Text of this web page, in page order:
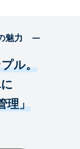
魅力
ル。
理」